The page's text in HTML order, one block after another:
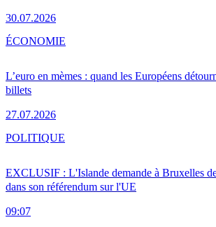
30.07.2026
L’euro en mèmes : quand les Européens
billets
27.07.2026
ÉCONOMIE
EXCLUSIF : L'Islande demande à Bruxelles
dans son référendum sur l'UE
09:07
POLITIQUE